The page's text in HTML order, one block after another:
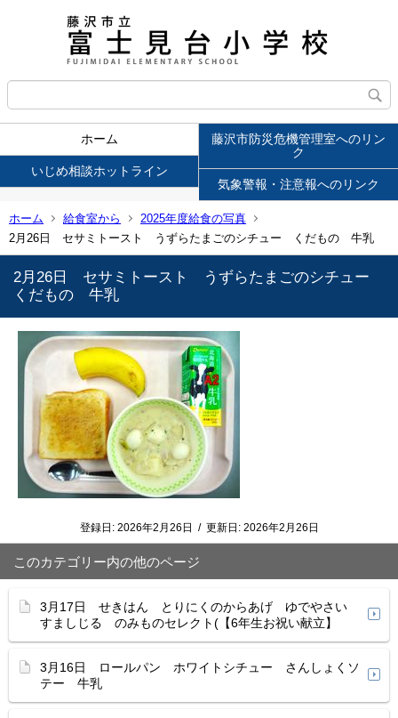
ホーム
藤沢市防災危機管理室へのリン
ク
いじめ相談ホットライン
気象警報・注意報へのリンク
ホーム 給食室から
2025年度給食の写真
2月26日 セサミトースト うずらたまごのシチュー くだもの 牛乳
2月26日 セサミトースト うずらたまごのシチュー
くだもの 牛乳
登録日: 2026年2月26日 / 更新日: 2026年2月26日
このカテゴリー内の他のページ
3月17日 せきはん とりにくのからあげ ゆでやさい
すましじる のみものセレクト(【6年生お祝い献立】
3月16日 ロールパン ホワイトシチュー さんしょくソ
テー 牛乳